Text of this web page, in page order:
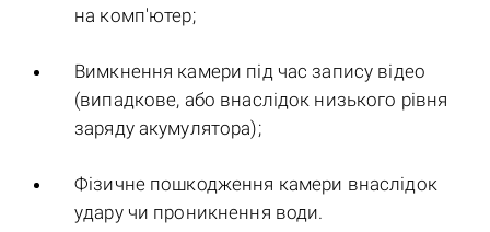
на комп'ютер;
Вимкнення камери під час запису відео
(випадкове, або внаслідок низького рівня
заряду акумулятора);
Фізичне пошкодження камери внаслідок
удару чи проникнення води.